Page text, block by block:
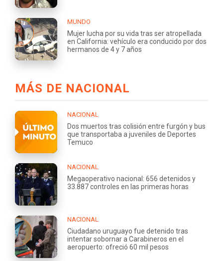
MUNDO
Mujer lucha por su vida tras ser atropellada
en California: vehículo era conducido por dos
hermanos de 4 y 7 años
MÁS DE NACIONAL
NACIONAL
Dos muertos tras colisión entre furgón y bus
que transportaba a juveniles de Deportes
Temuco
NACIONAL
Megaoperativo nacional: 656 detenidos y
33.887 controles en las primeras horas
NACIONAL
Ciudadano uruguayo fue detenido tras
intentar sobornar a Carabineros en el
aeropuerto: ofreció 60 mil pesos